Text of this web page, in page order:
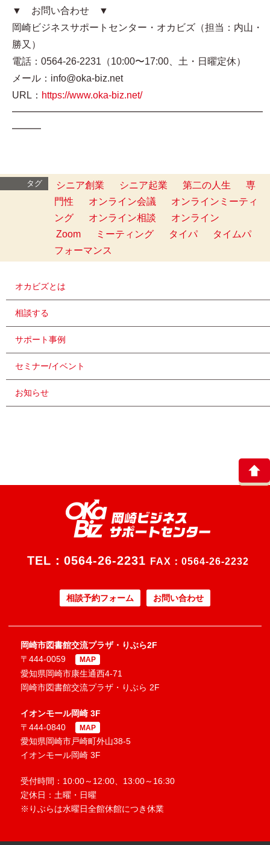
▼ お問い合わせ ▼
岡崎ビジネスサポートセンター・オカビズ（担当：内山・
勝又）
電話：0564-26-2231（10:00〜17:00、土・日曜定休）
メール：info@oka-biz.net
URL： https://www.oka-biz.net/
━━━━━━━━━━━━━━━━━━━━━━━━━━
━━━
タグ シニア創業 シニア起業 第二の人生
専
門性
オンライン会議
オンラインミーティ
ング
オンライン相談
オンライン
Zoom
ミーティング タイパ
タイムパ
フォーマンス
オカビズとは
相談する
サポート事例
セミナー/イベント
お知らせ
TEL： 0564-26-2231 FAX：0564-26-2232
相談予約フォーム お問い合わせ
岡崎市図書館交流プラザ・りぶら2F
〒444-0059
MAP
愛知県岡崎市康生通西4-71
岡崎市図書館交流プラザ・りぶら 2F
イオンモール岡崎 3F
〒444-0840
MAP
愛知県岡崎市戸崎町外山38-5
イオンモール岡崎 3F
受付時間：10:00～12:00、13:00～16:30
定休日：土曜・日曜
※りぶらは水曜日全館休館につき休業